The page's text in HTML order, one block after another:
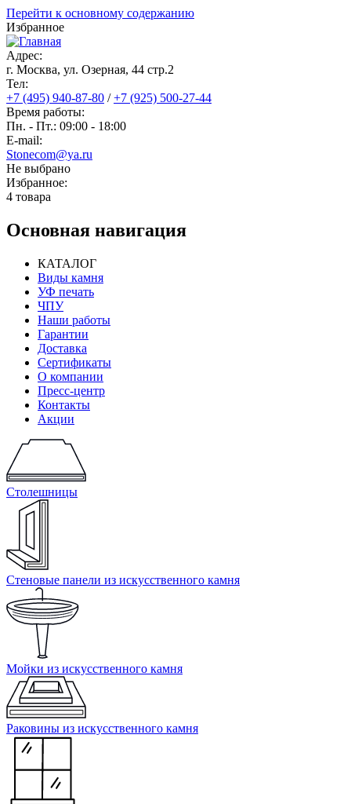
Перейти к основному содержанию
Избранное
Адрес:
г. Москва, ул. Озерная, 44 cтр.2
Тел:
+7 (495) 940-87-80 /+7 (925) 500-27-44
Время работы:
Пн. - Пт.: 09:00 - 18:00
E-mail:
Stonecom@ya.ru
Не выбрано
Избранное:
4 товара
Основная навигация
КАТАЛОГ
Виды камня
УФ печать
ЧПУ
Наши работы
Гарантии
Доставка
Сертификаты
О компании
Пресс-центр
Контакты
Акции
Столешницы
Стеновые панели из искусственного камня
Мойки из искусственного камня
Раковины из искусственного камня